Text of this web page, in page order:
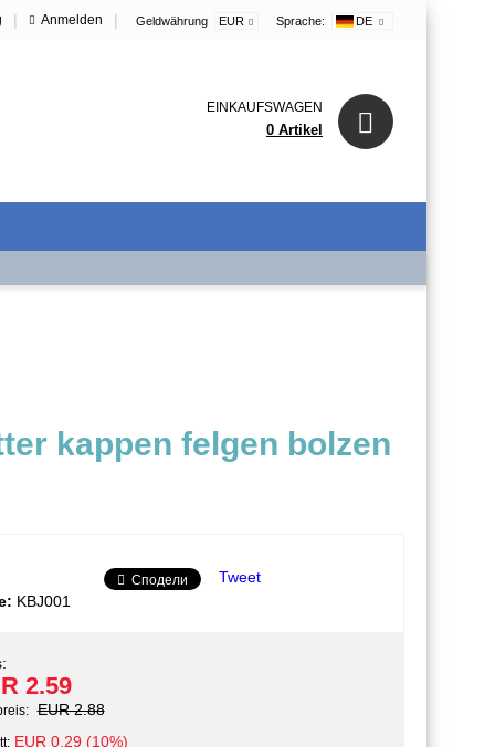
| Anmelden | Geldwährung EUR Sprache: DE
EINKAUFSWAGEN
0 Artikel
kappen felgen bolzen
Сподели
Tweet
KBJ001
2.59
EUR 2.88
EUR 0.29 (10%)